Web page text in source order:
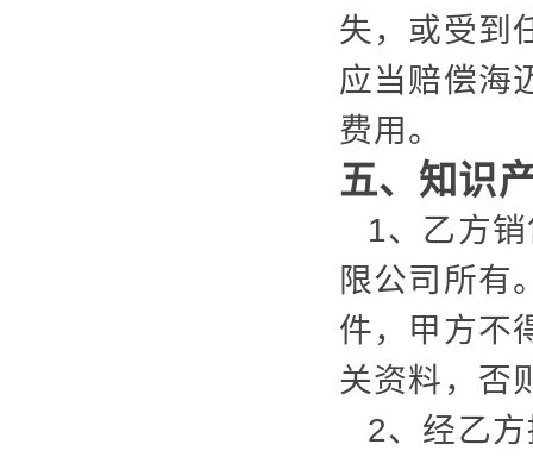
失，或受到
应当赔偿海
费用。
五、知识
1、乙方
限公司所有
件，甲方不
关资料，否
2、经乙